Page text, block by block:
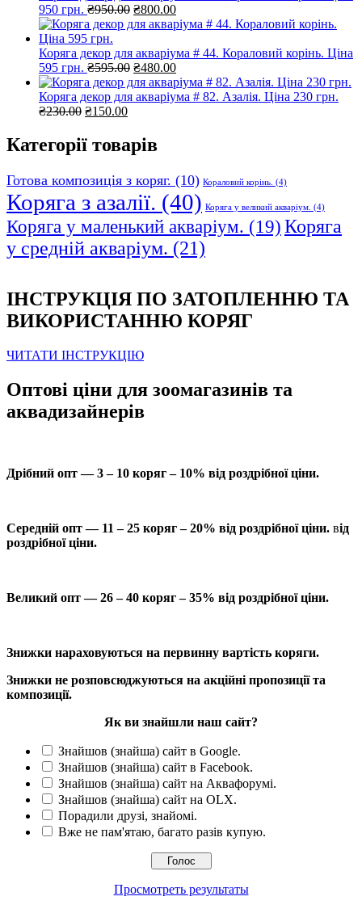
950 грн. ₴950.00 Оригінальна
ціна:
₴800.00Поточна
ціна:
Коряга декор для акваріума # 44. Кораловий корінь. Ціна
595 грн. ₴595.00 Оригінальна
ціна:
₴595.00.
₴480.00Поточна
ціна:
₴480.00.
Коряга декор для акваріума # 82. Азалія. Ціна 230 грн.
₴230.00 Оригінальна
₴230.00.
₴150.00Поточна
₴150.00.
Категорії товарів
Готова композиція з коряг. (10) Кораловий корінь. (4)
Коряга з азалії. (40) Коряга у великий акваріум. (4)
Коряга у маленький акваріум. (19) Коряга
у средній акваріум. (21)
ІНСТРУКЦІЯ ПО ЗАТОПЛЕННЮ ТА
ВИКОРИСТАННЮ КОРЯГ
ЧИТАТИ ІНСТРУКЦІЮ
Оптові ціни для зоомагазинів та
аквадизайнерів
Дрібний опт — 3 – 10 коряг – 10% від роздрібної ціни.
Середній опт — 11 – 25 коряг – 20% від роздрібної ціни. від
роздрібної ціни.
Великий опт — 26 – 40 коряг – 35% від роздрібної ціни.
Знижки нараховуються на первинну вартість коряги.
Знижки не розповсюджуються на акційні пропозиції та
композиції.
Як ви знайшли наш сайт?
Знайшов (знайша) сайт в Google.
Знайшов (знайша) сайт в Facebook.
Знайшов (знайша) сайт на Аквафорумі.
Знайшов (знайша) сайт на OLX.
Порадили друзі, знайомі.
Вже не пам'ятаю, багато разів купую.
Просмотреть результаты